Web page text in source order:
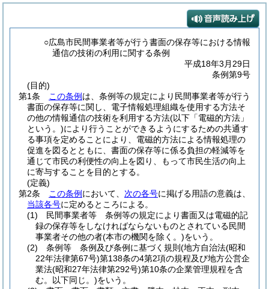
○広島市民間事業者等が行う書面の保存等における情報
通信の技術の利用に関する条例
平成18年3月29日
条例第9号
(目的)
第1条
この条例 は、条例等の規定により民間事業者等が行う
書面の保存等に関し、電子情報処理組織を使用する方法そ
の他の情報通信の技術を利用する方法(以下「電磁的方法」
という。)により行うことができるようにするための共通す
る事項を定めることにより、電磁的方法による情報処理の
促進を図るとともに、書面の保存等に係る負担の軽減等を
通じて市民の利便性の向上を図り、もって市民生活の向上
に寄与することを目的とする。
(定義)
第2条
この条例 において、 次の各号に掲げる用語の意義は、
当該各号に定めるところによる。
(1)
民間事業者等 条例等の規定により書面又は電磁的記
録の保存等をしなければならないものとされている民間
事業者その他の者(本市の機関を除く。)をいう。
(2)
条例等 条例及び条例に基づく規則 (地方自治法(昭和
22年法律第67号)第138条の4第2項の規程及び地方公営企
業法(昭和27年法律第292号)第10条の企業管理規程を含
む。以下同じ。)をいう。